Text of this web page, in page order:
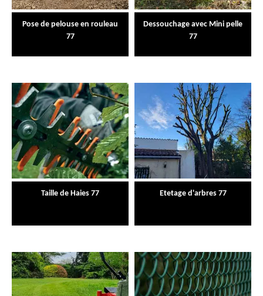
Pose de pelouse en rouleau
77
Dessouchage avec Mini pelle
77
Taille de Haies 77 Etetage d'arbres 77